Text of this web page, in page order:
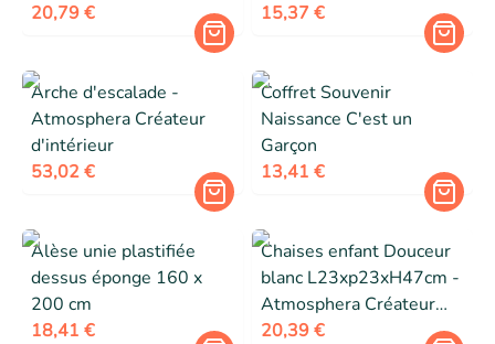
20,79 €
15,37 €
Arche d'escalade -
Atmosphera Créateur
d'intérieur
53,02 €
Coffret Souvenir
Naissance C'est un
Garçon
13,41 €
Alèse unie plastifiée
dessus éponge 160 x
200 cm
18,41 €
Chaises enfant Douceur
blanc L23xp23xH47cm -
Atmosphera Créateur
d'intérieur
20,39 €